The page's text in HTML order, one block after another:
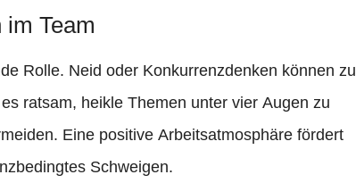
Team
Rolle. Neid oder Konkurrenzdenken können zu
ratsam, heikle Themen unter vier Augen zu
Eine positive Arbeitsatmosphäre fördert
Schweigen.